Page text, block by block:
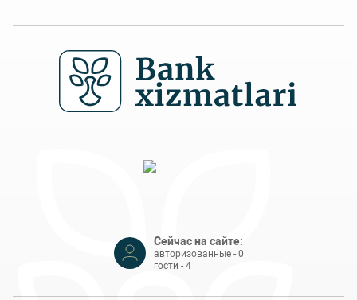
Сейчас на сайте:
авторизованные - 0
гости - 4